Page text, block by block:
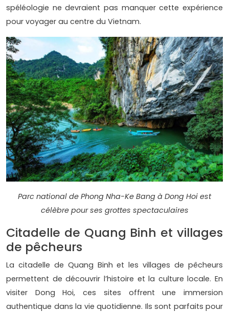
spéléologie ne devraient pas manquer cette expérience
pour voyager au centre du Vietnam.
Parc national de Phong Nha-Ke Bang à Dong Hoi est
célèbre pour ses grottes spectaculaires
Citadelle de Quang Binh et villages
de pêcheurs
La citadelle de Quang Binh et les villages de pêcheurs
permettent de découvrir l’histoire et la culture locale. En
visiter Dong Hoi, ces sites offrent une immersion
authentique dans la vie quotidienne. Ils sont parfaits pour